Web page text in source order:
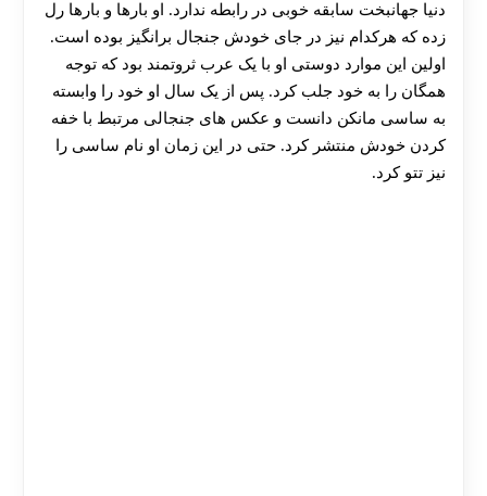
دنیا جهانبخت سابقه خوبی در رابطه ندارد. او بارها و بارها رل
زده که هرکدام نیز در جای خودش جنجال برانگیز بوده است.
اولین این موارد دوستی او با یک عرب ثروتمند بود که توجه
همگان را به خود جلب کرد. پس از یک سال او خود را وابسته
به ساسی مانکن دانست و عکس های جنجالی مرتبط با خفه
کردن خودش منتشر کرد. حتی در این زمان او نام ساسی را
نیز تتو کرد.